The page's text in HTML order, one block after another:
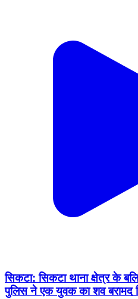
सिकटा: सिकटा थाना क्षेत्र के
पुलिस ने एक युवक का शव बरामद